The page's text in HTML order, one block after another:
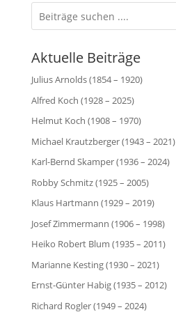
Aktuelle Beiträge
Julius Arnolds (1854 – 1920)
Alfred Koch (1928 – 2025)
Helmut Koch (1908 – 1970)
Michael Krautzberger (1943 – 2021)
Karl-Bernd Skamper (1936 – 2024)
Robby Schmitz (1925 – 2005)
Klaus Hartmann (1929 – 2019)
Josef Zimmermann (1906 – 1998)
Heiko Robert Blum (1935 – 2011)
Marianne Kesting (1930 – 2021)
Ernst-Günter Habig (1935 – 2012)
Richard Rogler (1949 – 2024)